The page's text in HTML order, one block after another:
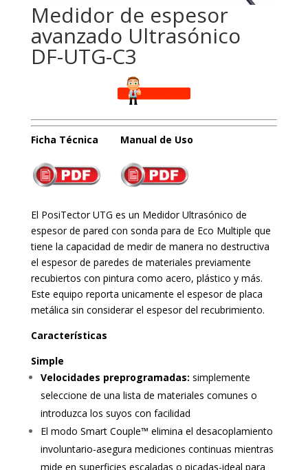
Medidor de espesor
avanzado Ultrasónico
DF-UTG-C3
Ficha Técnica Manual de Uso
El PosiTector UTG es un Medidor Ultrasónico de
espesor de pared con sonda para de Eco Multiple que
tiene la capacidad de medir de manera no destructiva
el espesor de paredes de materiales previamente
recubiertos con pintura como acero, plástico y más.
Este equipo reporta unicamente el espesor de placa
metálica sin considerar el espesor del recubrimiento.
Características
Simple
Velocidades preprogramadas: simplemente
seleccione de una lista de materiales comunes o
introduzca los suyos con facilidad
El modo Smart Couple™ elimina el desacoplamiento
involuntario-asegura mediciones continuas mientras
mide en superficies escaladas o picadas-ideal para